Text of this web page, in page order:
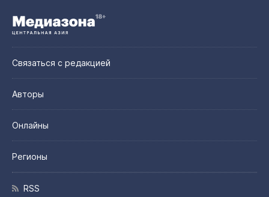
Связаться с редакцией
Авторы
Онлайны
Регионы
RSS